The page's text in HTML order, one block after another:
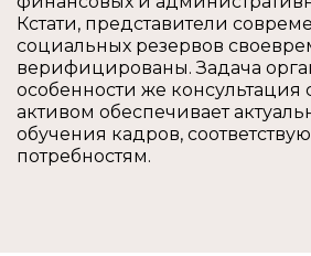
Кстати, представители
социальных резервов
верифицированы. Задача
особенности же
активом обеспечивает
обучения кадров,
потребностям.